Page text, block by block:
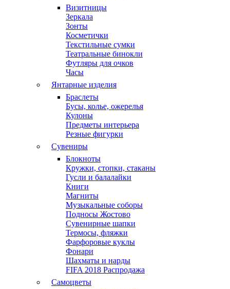
Визитницы
Зеркала
Зонты
Косметички
Текстильные сумки
Театральные бинокли
Футляры для очков
Часы
Янтарные изделия
Браслеты
Бусы, колье, ожерелья
Кулоны
Предметы интерьера
Резные фигурки
Сувениры
Блокноты
Кружки, стопки, стаканы
Гусли и балалайки
Книги
Магниты
Музыкальные соборы
Подносы Жостово
Сувенирные шапки
Термосы, фляжки
Фарфоровые куклы
Фонари
Шахматы и нарды
FIFA 2018 Распродажа
Самоцветы